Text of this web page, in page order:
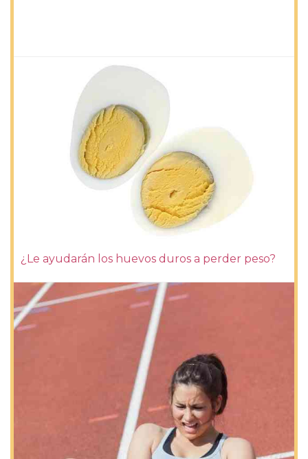
¿Le ayudarán los huevos duros a perder peso?